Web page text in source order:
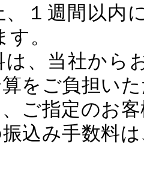
、１週間以
。
は、当社か
をご負担い
、ご指定のお
振込み手数料